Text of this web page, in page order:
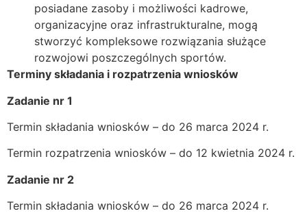
posiadane zasoby i możliwości kadrowe,
organizacyjne oraz infrastrukturalne, mogą
stworzyć kompleksowe rozwiązania służące
rozwojowi poszczególnych sportów.
Terminy składania i rozpatrzenia wniosków
Zadanie nr 1
Termin składania wniosków – do 26 marca 2024 r.
Termin rozpatrzenia wniosków – do 12 kwietnia 2024 r.
Zadanie nr 2
Termin składania wniosków – do 26 marca 2024 r.